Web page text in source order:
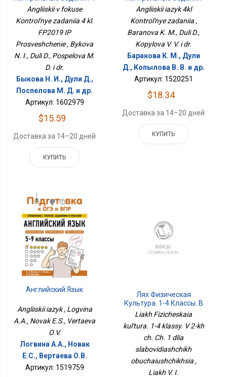
Кл. ФП2019 ИП
Просвещение
Angliiskii v fokuse
Kontrol'nye zadaniia 4 kl.
FP2019 IP
Prosveshchenie , Bykova
N. I., Duli D., Pospelova M.
D. i dr.
Быкова Н. И., Дули Д.,
Поспелова М. Д. и др.
Артикул: 1602979
$15.59
Доставка за 14–20 дней
КУПИТЬ
Angliiskii iazyk 4kl
Kontrol'nye zadaniia ,
Baranova K. M., Duli D.,
Kopylova V. V. i dr.
Баранова К. М., Дули
Д., Копылова В. В. и др.
Артикул: 1520251
$18.34
Доставка за 14–20 дней
КУПИТЬ
Английский Язык
Angliiskii iazyk , Logvina
A.A., Novak E.S., Vertaeva
O.V.
Логвина А.А., Новак
Е.С., Вертаева О.В.
Артикул: 1519759
Лях Физическая
Культура. 1-4 Классы. В
2-Х Ч. Ч. 1 Для
Обучающихся
Liakh Fizicheskaia
kul'tura. 1-4 klassy. V 2-kh
ch. Ch. 1 dlia
slabovidiashchikh
obuchaiushchikhsia ,
Liakh V. I.